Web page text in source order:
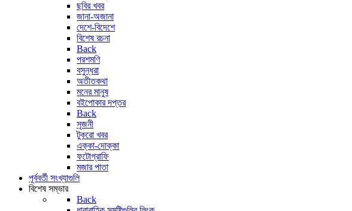
ছবির খবর
জানা-অজানা
দেশে-বিদেশে
বিশেষ রচনা
Back
পরশমণি
বসুন্ধরা
অতীতকথা
মনের মানুষ
বইপোকার দপ্তর
Back
সৃজনী
টুকরো খবর
এক্কা-দোক্কা
ফটোগ্রাফি
মজার পাতা
পূর্ববর্তী সংখ্যাগুলি
বিশেষ সম্ভার
Back